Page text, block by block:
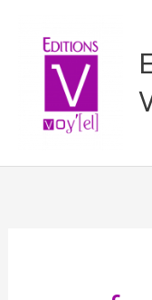
contenu